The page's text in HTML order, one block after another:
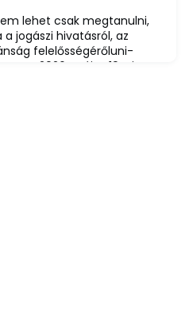
Intézetének
lehet csak megtanulni,
a jogászi hivatásról, az
felelősségérőluni-
– 2026. május 19.A jog